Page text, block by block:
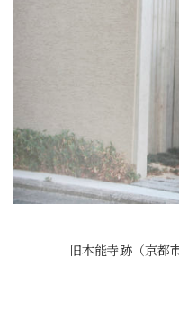
旧本能寺跡（京都